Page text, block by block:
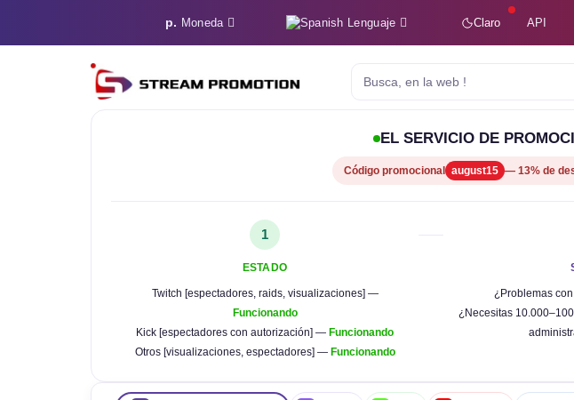
р. Moneda Lenguaje Claro API
Busca, en la web !
EL SERVICIO DE
Código promocional august15 — 13% de
1
ESTADO
Twitch [espectadores, raids, visualizaciones] —
Funcionando
Kick [espectadores con autorización] — Funcionando
Otros [visualizaciones, espectadores] — Funcionando
¿Problemas
¿Necesitas